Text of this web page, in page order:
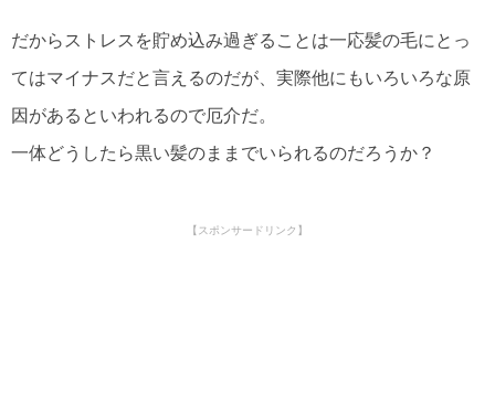
だからストレスを貯め込み過ぎることは一応髪の毛にとっ
てはマイナスだと言えるのだが、実際他にもいろいろな原
因があるといわれるので厄介だ。
一体どうしたら黒い髪のままでいられるのだろうか？
【スポンサードリンク】